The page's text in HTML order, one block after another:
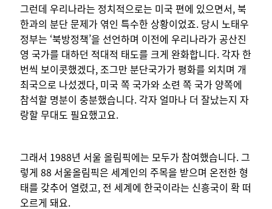
그런데 우리나라는 정치적으로는 미국 편에 있으면서, 북
한과의 분단 문제가 엮인 특수한 상황이었죠. 당시 노태우
정부는 ‘북방정책’을 선언하며 이전에 우리나라가 공산진
영 국가를 대하던 적대적 태도를 크게 완화합니다. 각자 한
번씩 보이콧했겠다, 조그만 분단국가가 평화를 외치며 개
최국으로 나섰겠다, 미국 쪽 국가와 소련 쪽 국가 양쪽에
참석할 명분이 충분했습니다. 각자 얼마나 더 잘났는지 자
랑할 무대도 필요했고요.
그래서 1988년 서울 올림픽에는 모두가 참여했습니다. 그
렇게 88 서울올림픽은 세계인의 주목을 받으며 온전한 형
태를 갖추어 열렸고, 전 세계에 한국이라는 신흥국이 확 떠
오르게 돼요.